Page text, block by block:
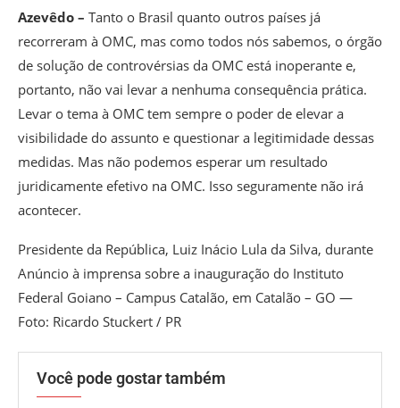
Azevêdo – Tanto o Brasil quanto outros países já
recorreram à OMC, mas como todos nós sabemos, o órgão
de solução de controvérsias da OMC está inoperante e,
portanto, não vai levar a nenhuma consequência prática.
Levar o tema à OMC tem sempre o poder de elevar a
visibilidade do assunto e questionar a legitimidade dessas
medidas. Mas não podemos esperar um resultado
juridicamente efetivo na OMC. Isso seguramente não irá
acontecer.
Presidente da República, Luiz Inácio Lula da Silva, durante
Anúncio à imprensa sobre a inauguração do Instituto
Federal Goiano – Campus Catalão, em Catalão – GO —
Foto: Ricardo Stuckert / PR
Você pode gostar também